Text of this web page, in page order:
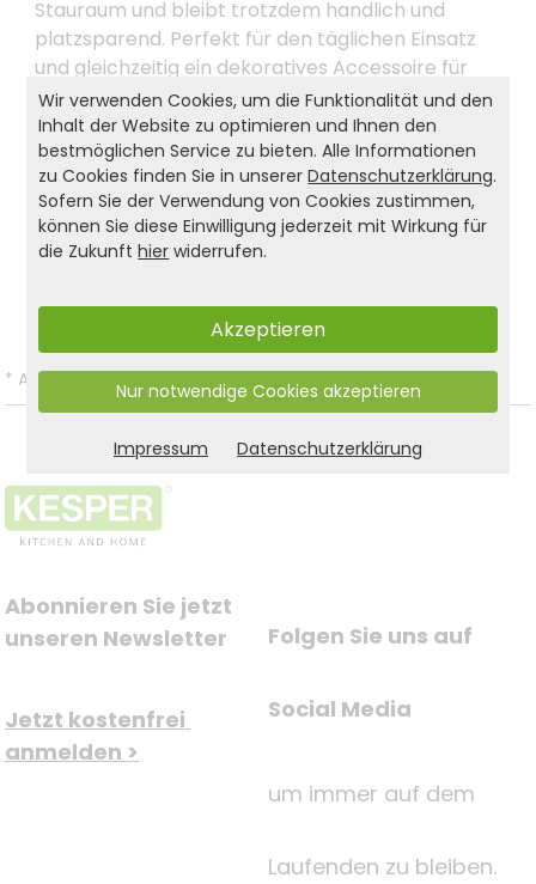
Stauraum und bleibt trotzdem handlich und
platzsparend. Perfekt für den täglichen Einsatz
und gleichzeitig ein dekoratives Accessoire für
Tisch und Buffet. Setzen Sie auf KESPER – für
praktische, langlebige und nachhaltige
Haushaltshelfer.
Produkt- und Sicherheitshinweise:
* Alle Preise inkl. gesetzl. MwSt. und zzgl. Versandkosten
Abonnieren Sie jetzt
unseren Newsletter
Jetzt kostenfrei
anmelden >
Folgen Sie uns auf
Social Media
um immer auf dem
Laufenden zu bleiben.
Wir verwenden Cookies, um die Funktionalität und den
Inhalt der Website zu optimieren und Ihnen den
bestmöglichen Service zu bieten. Alle Informationen
zu Cookies finden Sie in unsererDatenschutzerklärung.
Sofern Sie der Verwendung von Cookies zustimmen,
können Sie diese Einwilligung jederzeit mit Wirkung für
die Zukunfthier widerrufen.
Akzeptieren
Nur notwendige Cookies akzeptieren
Impressum Datenschutzerklärung